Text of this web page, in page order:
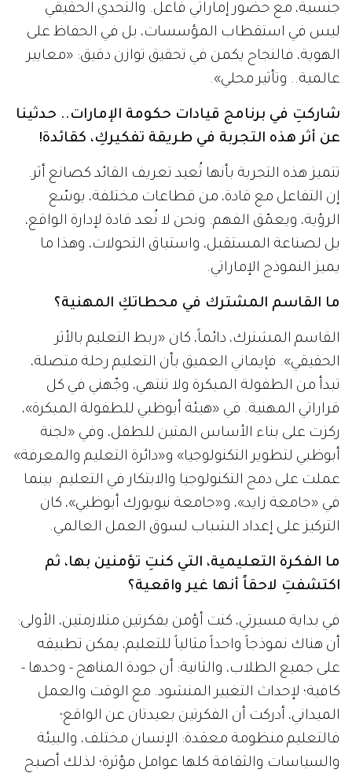
جنسية، مع حضور إماراتي فاعل. والتحدي الحقيقي
ليس في استقطاب المؤسسات، بل في الحفاظ على
الهوية، فالنجاح يكمن في تحقيق توازن دقيق: «معايير
عالمية.. وتأثير محلي».
شاركتِ في برنامج قيادات حكومة الإمارات.. حدثينا
عن أثر هذه التجربة في طريقة تفكيركِ، كقائدة!
تتميز هذه التجربة بأنها تُعيد تعريف القائد كصانع أثر.
إن التفاعل مع قادة، من قطاعات مختلفة، يوسّع
الرؤية، ويعمّق الفهم. ونحن لا نُعد قادة لإدارة الواقع،
بل لصناعة المستقبل، واستباق التحولات، وهذا ما
يميز النموذج الإماراتي.
ما القاسم المشترك في محطاتكِ المهنية؟
القاسم المشترك، دائماً، كان «ربط التعليم بالأثر
الحقيقي». فإيماني العميق بأن التعليم رحلة متصلة،
تبدأ من الطفولة المبكرة ولا تنتهي، وجّهني في كل
قراراتي المهنية. في «هيئة أبوظبي للطفولة المبكرة»،
ركزت على بناء الأساس المتين للطفل، وفي «لجنة
أبوظبي لتطوير التكنولوجيا» و«دائرة التعليم والمعرفة»
عملت على دمج التكنولوجيا والابتكار في التعليم. بينما
في «جامعة زايد»، و«جامعة نيويورك أبوظبي»، كان
التركيز على إعداد الشباب لسوق العمل العالمي.
ما الفكرة التعليمية، التي كنتِ تؤمنين بها، ثم
اكتشفتِ لاحقاً أنها غير واقعية؟
في بداية مسيرتي، كنت أؤمن بفكرتين متلازمتين، الأولى:
أن هناك نموذجاً واحداً مثالياً للتعليم، يمكن تطبيقه
على جميع الطلاب، والثانية: أن جودة المناهج - وحدها -
كافية؛ لإحداث التغيير المنشود. مع الوقت والعمل
الميداني، أدركت أن الفكرتين بعيدتان عن الواقع؛
فالتعليم منظومة معقدة: الإنسان مختلف، والبيئة
والسياسات والثقافة كلها عوامل مؤثرة؛ لذلك أصبح